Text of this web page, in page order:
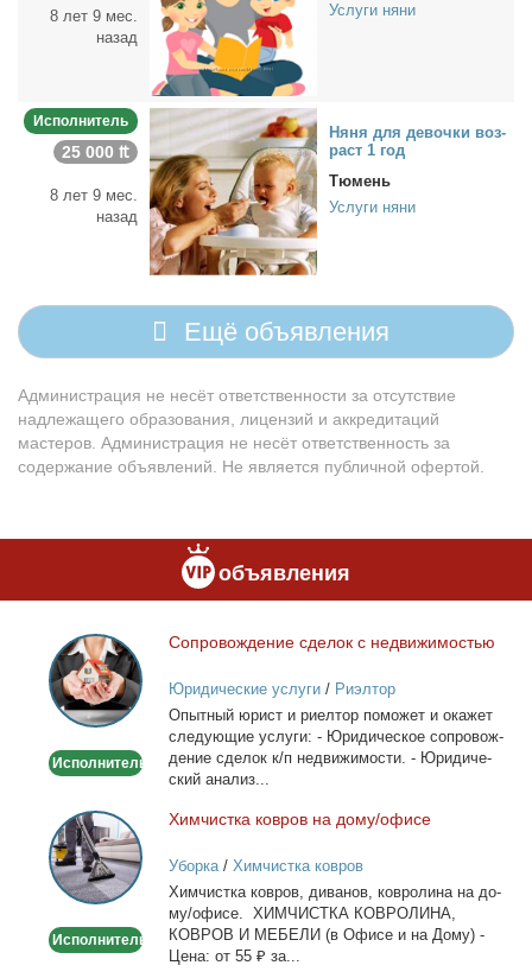
8 лет 9 мес.
назад
Услуги няни
Исполнитель
25 000 ₶
8 лет 9 мес.
назад
Ня­ня для де­воч­ки воз­
раст 1 год
Тюмень
Услуги няни
Ещё объявления
Администрация не несёт ответственности за отсутствие
надлежащего образования, лицензий и аккредитаций
мастеров. Администрация не несёт ответственность за
содержание объявлений. Не является публичной офертой.
объявления
Сопровождение
сделок
с
недвижимостью
Исполнитель
Со­про­вож­де­ние сде­лок с недви­жи­мо­стью
Юридические услуги/ Риэлтор
Опыт­ный юрист и ри­ел­тор по­мо­жет и ока­жет
сле­ду­ю­щие услу­ги: - Юри­ди­че­ское со­про­вож­
де­ние сде­лок к/п недви­жи­мо­сти. - Юри­ди­че­
ский ана­лиз...
Химчистка
ковров
на
дому/
Исполнитель
Хим­чист­ка ков­ров на до­му/офи­се
Уборка/ Химчистка ковров
Хим­чист­ка ков­ров, ди­ва­нов, ков­ро­ли­на на до­
му/офи­се. ХИМЧИСТКА КОВРОЛИНА,
КОВРОВ И МЕБЕЛИ (в Офи­се и на До­му) -
Це­на: от 55 ₽ за...